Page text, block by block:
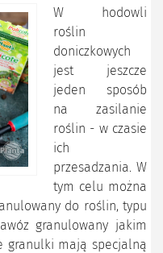
W hodowli
roślin
doniczkowych
jest jeszcze
jeden sposób
na zasilanie
roślin - w czasie
ich
przesadzania. W
tym celu można
do roślin, typu
granulowany jakim
granulki mają specjalną